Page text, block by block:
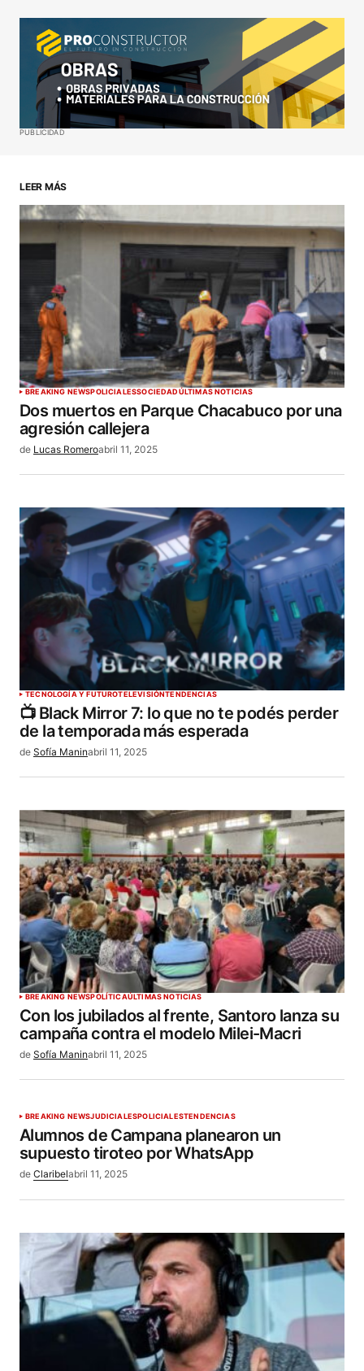
Your Name*
Your E-mail*
ENVIAR COMENTARIO
PUBLICIDAD
LEER MÁS
BREAKING NEWSPOLICIALESSOCIEDADÚLTIMAS NOTICIAS
Dos muertos en Parque Chacabuco por una
agresión callejera
de Lucas Romeroabril 11, 2025
TECNOLOGÍA Y FUTUROTELEVISIÓNTENDENCIAS
📺 Black Mirror 7: lo que no te podés perder
de la temporada más esperada
de Sofía Maninabril 11, 2025
BREAKING NEWSPOLÍTICAÚLTIMAS NOTICIAS
Con los jubilados al frente, Santoro lanza su
campaña contra el modelo Milei-Macri
de Sofía Maninabril 11, 2025
BREAKING NEWSJUDICIALESPOLICIALESTENDENCIAS
Alumnos de Campana planearon un
supuesto tiroteo por WhatsApp
de Claribelabril 11, 2025